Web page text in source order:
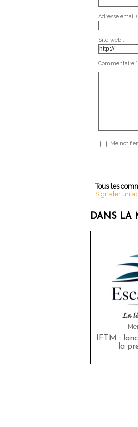
Adresse email
Site web :
Commentaire
Me
Tous les
Signaler un
DANS LA
IFTM :
la